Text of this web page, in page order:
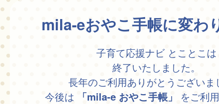
mila-eおやこ手帳に変わ
子育て応援ナビ とことこは
終了いたしました。
長年のご利用ありがとうございま
今後は
「mila-e おやこ手帳」 をご利